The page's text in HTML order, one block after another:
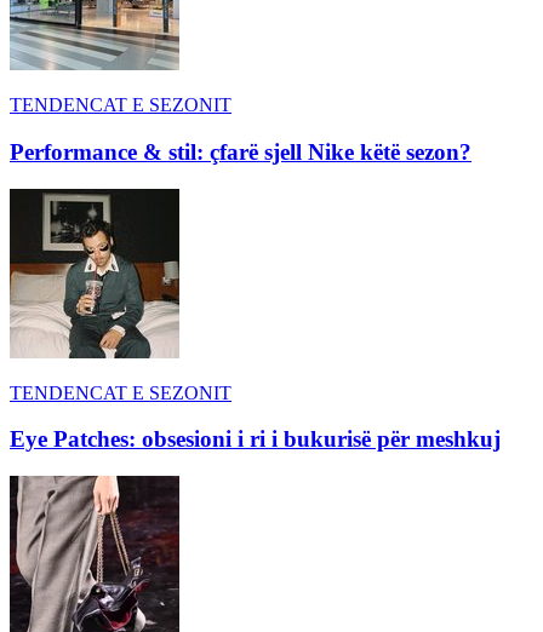
TENDENCAT E SEZONIT
Performance & stil: çfarë sjell Nike këtë sezon?
TENDENCAT E SEZONIT
Eye Patches: obsesioni i ri i bukurisë për meshkuj